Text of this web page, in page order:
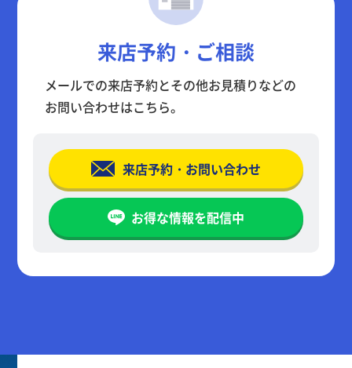
来店予約・ご相談
メールでの来店予約とその他お見積りなどの
お問い合わせはこちら。
来店予約・お問い合わせ
お得な情報を配信中